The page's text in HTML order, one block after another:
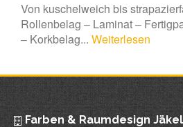
Von kuschelweich bis
Rollenbelag – Laminat –
– Korkbelag... Weiterlesen
Farben & Raumdesign